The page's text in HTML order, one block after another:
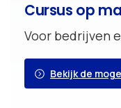
Cursus op
Voor bedrijven
Bekijk de